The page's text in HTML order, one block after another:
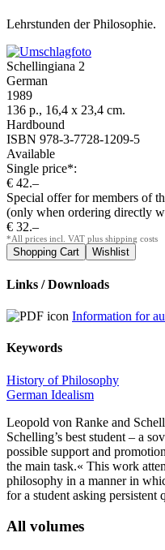
Lehrstunden der Philosophie.
Schellingiana 2
German
1989
136 p., 16,4 x 23,4 cm.
Hardbound
ISBN 978-3-7728-1209-5
Available
Single price*:
€ 42.–
Special offer for members of
(only when ordering directly
€ 32.–
*All prices incl. VAT plus shipping costs
Links / Downloads
Information for
Keywords
History of Philosophy
German Idealism
Leopold von Ranke and
Schelling’s best student – a
possible support and
the main task.« This work
philosophy in a manner in
for a student asking persistent
All volumes